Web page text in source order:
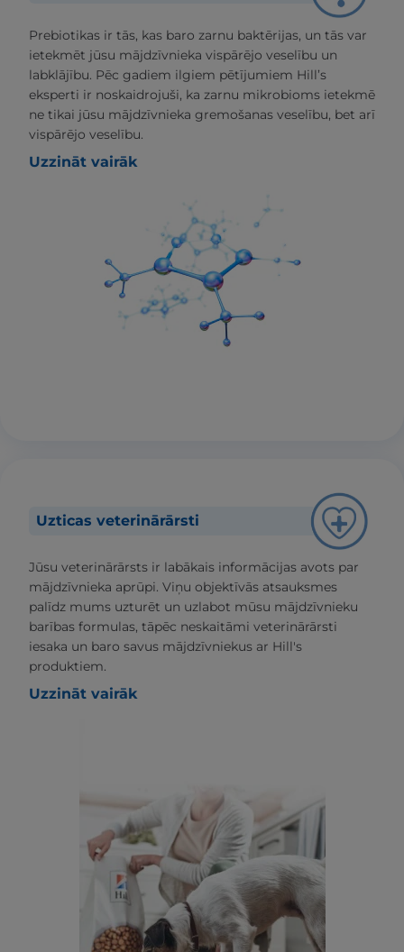
Prebiotikas ir tās, kas baro zarnu baktērijas, un tās var
ietekmēt jūsu mājdzīvnieka vispārējo veselību un
labklājību. Pēc gadiem ilgiem pētījumiem Hill’s
eksperti ir noskaidrojuši, ka zarnu mikrobioms ietekmē
ne tikai jūsu mājdzīvnieka gremošanas veselību, bet arī
vispārējo veselību.
Uzzināt vairāk
Uzticas veterinārārsti
Jūsu veterinārārsts ir labākais informācijas avots par
mājdzīvnieka aprūpi. Viņu objektīvās atsauksmes
palīdz mums uzturēt un uzlabot mūsu mājdzīvnieku
barības formulas, tāpēc neskaitāmi veterinārārsti
iesaka un baro savus mājdzīvniekus ar Hill's
produktiem.
Uzzināt vairāk